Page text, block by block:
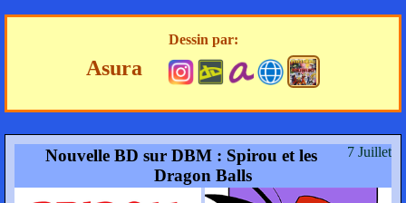
Dessin par:
Asura
7 Juillet
Nouvelle BD sur DBM : Spirou et les
Dragon Balls